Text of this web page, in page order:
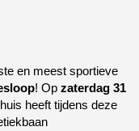
en meest sportieve
! Op zaterdag 31
heeft tijdens deze